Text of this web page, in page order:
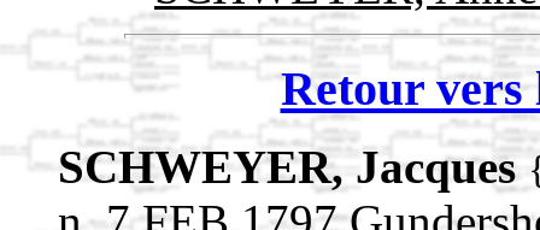
Retour vers
SCHWEYER, Jacques